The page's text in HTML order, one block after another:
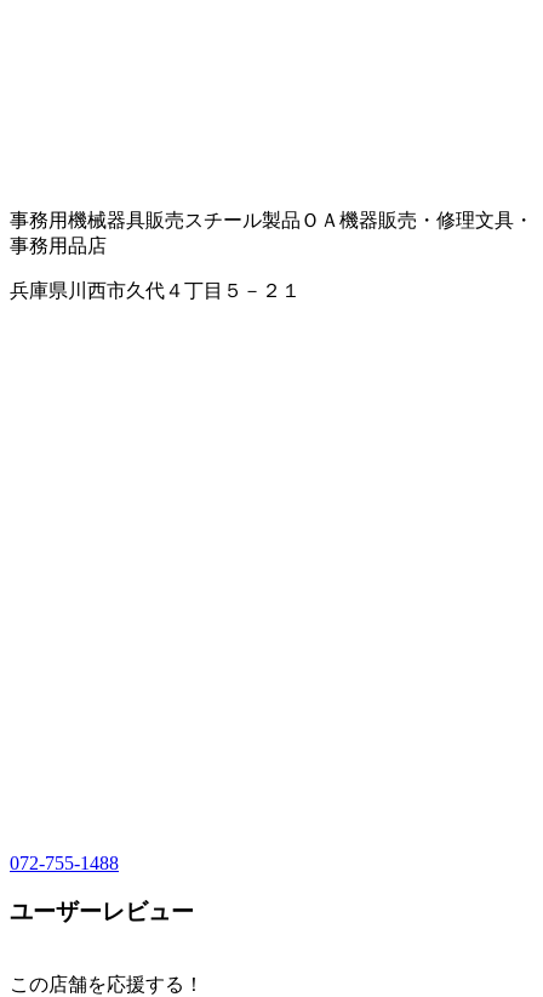
事務用機械器具販売スチール製品 ＯＡ機器販売・修理文具・
事務用品店
兵庫県川西市久代４丁目５－２１
072-755-1488
ユーザーレビュー
この店舗を応援する！